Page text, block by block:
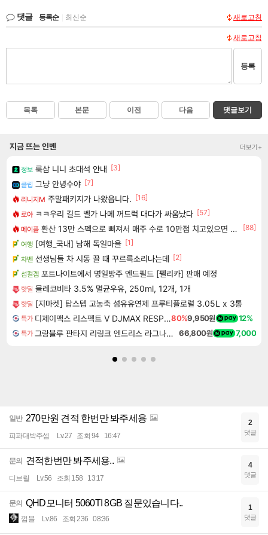
댓글 등록순 최신순 새로고침
새로고침
등록
목록 본문 이전 다음 댓글보기
지금 뜨는 인벤 더보기+
정보 룩삼 니니 초대석 안내 [3]
클립 그냥 안녕수야 [7]
리니지M 주말패키지가 나왔읍니다. [16]
로아 ㅋㅋ우리 길드 벨가 나메 꺼드럭 대다가 싸움났다 [57]
메이플 환산 13만 스펙으로 삐져서 매주 수로 10만점 치고있으면 ㅋㅋ
[88]
여행 [여행_국내] 남해 독일마을 [1]
차벤 선생님들 차 시동 끌 때 꾸르륵소리나는데 [2]
섭컬겜 포트나이트에서 명일방주 엔드필드 [펠리카] 판매 예정
핫딜 믈레코비타 3.5% 멸균우유, 250ml, 12개, 1개
핫딜 [지마켓] 탑스텝 고농축 섬유유연제 프루티플로럴 3.05L x 3통
특가 디제이맥스 리스펙트 V DJMAX RESPECT V80%9,950원 12%
특가 그랑블루 판타지 리링크 엔드리스 라그나로크 Granblue Fantasy Relink Endless Ragnarok 66,800원 7,000
일반 270만원 견적 한번만 봐주세용
피파대박주셈 Lv.27 조회 94 16:47
2
댓글
문의 견적한번만 봐주세용..
디브릴 Lv.56 조회 158 13:17
4
댓글
문의 QHD모니터 5060TI 8GB 질문있습니다..
껌블 Lv.86 조회 236 08:36
1
댓글